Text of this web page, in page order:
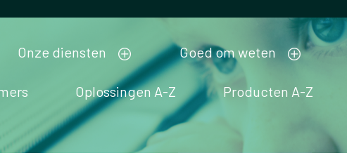
Onze diensten Goed om weten
Oplossingen A-Z Producten A-Z